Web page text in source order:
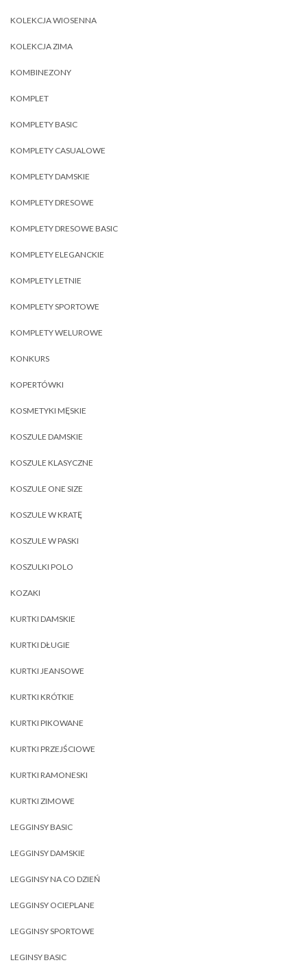
KOLEKCJA WIOSENNA
KOLEKCJA ZIMA
KOMBINEZONY
KOMPLET
KOMPLETY BASIC
KOMPLETY CASUALOWE
KOMPLETY DAMSKIE
KOMPLETY DRESOWE
KOMPLETY DRESOWE BASIC
KOMPLETY ELEGANCKIE
KOMPLETY LETNIE
KOMPLETY SPORTOWE
KOMPLETY WELUROWE
KONKURS
KOPERTÓWKI
KOSMETYKI MĘSKIE
KOSZULE DAMSKIE
KOSZULE KLASYCZNE
KOSZULE ONE SIZE
KOSZULE W KRATĘ
KOSZULE W PASKI
KOSZULKI POLO
KOZAKI
KURTKI DAMSKIE
KURTKI DŁUGIE
KURTKI JEANSOWE
KURTKI KRÓTKIE
KURTKI PIKOWANE
KURTKI PRZEJŚCIOWE
KURTKI RAMONESKI
KURTKI ZIMOWE
LEGGINSY BASIC
LEGGINSY DAMSKIE
LEGGINSY NA CO DZIEŃ
LEGGINSY OCIEPLANE
LEGGINSY SPORTOWE
LEGINSY BASIC